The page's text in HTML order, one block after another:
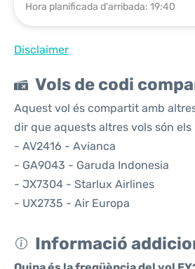
Hora planificada d'arribada: 19:40
Disclaimer
Vols de codi
Aquest vol és compartit amb
dir que aquests altres vols són els
- AV2416 - Avianca
- GA9043 - Garuda Indonesia
- JX7304 - Starlux Airlines
- UX2735 - Air Europa
Informació